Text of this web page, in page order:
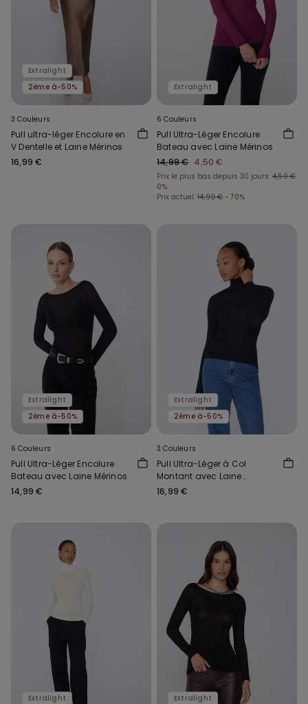
Extralight
2ème à-50%
3 Couleurs
Pull ultra-léger Encolure en
V Dentelle et Laine Mérinos
16,99 €
Extralight
6 Couleurs
Pull Ultra-Léger Encolure
Bateau avec Laine Mérinos
14,99 € 4,50 €
Prix le plus bas depuis 30 jours: 4,50 €
0%
Prix actuel: 14,99 € -70%
Extralight
2ème à-50%
6 Couleurs
Pull Ultra-Léger Encolure
Bateau avec Laine Mérinos
14,99 €
Extralight
2ème à-50%
3 Couleurs
Pull Ultra-Léger à Col
Montant avec Laine
Mérinos
16,99 €
Extralight
Extralight